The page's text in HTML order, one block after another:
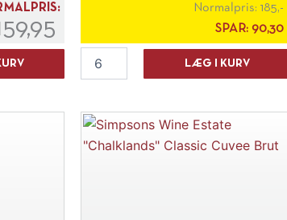
Normalpris: 185,-
SPAR: 90,30
Armani
Grigio
2025
antal
LÆG I KURV